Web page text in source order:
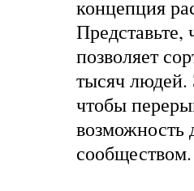
концепция
Представьте,
позволяет
тысяч людей.
чтобы
возможность
сообществом.